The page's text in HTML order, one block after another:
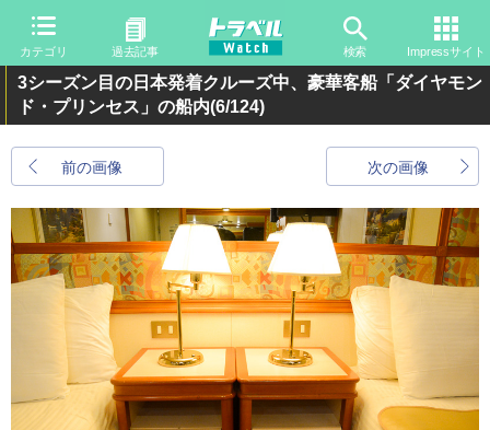
カテゴリ 過去記事 検索 Impressサイト
3シーズン目の日本発着クルーズ中、豪華客船「ダイヤモン
ド・プリンセス」の船内(6/124)
前の画像 次の画像